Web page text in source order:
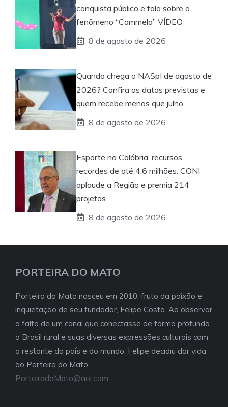
conquista público e fala sobre o
fenômeno “Cammela” VÍDEO
8 de agosto de 2026
Quando chega o NASpI de agosto de
2026? Confira as datas previstas e
quem recebe menos que julho
8 de agosto de 2026
Esporte na Calábria, recursos
recordes de até 4,6 milhões: CONI
aplaude a Região e premia 214
projetos
8 de agosto de 2026
PORTEIRA DO MATO
Porteira do Mato nasceu em 2010, fruto da paixão e
inquietação de seu fundador, Felipe Costa. Ao observar
a falta de um canal que conectasse de forma profunda
o Brasil rural e suas diversas expressões culturais com
o restante do país e do mundo, Felipe decidiu dar vida
ao Porteira do Mato.
PorteiradoMato@aol.com